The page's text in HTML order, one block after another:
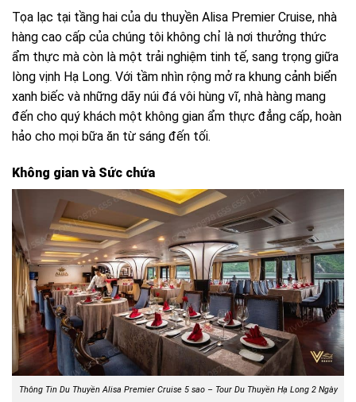
Tọa lạc tại tầng hai của du thuyền Alisa Premier Cruise, nhà
hàng cao cấp của chúng tôi không chỉ là nơi thưởng thức
ẩm thực mà còn là một trải nghiệm tinh tế, sang trọng giữa
lòng vịnh Hạ Long. Với tầm nhìn rộng mở ra khung cảnh biển
xanh biếc và những dãy núi đá vôi hùng vĩ, nhà hàng mang
đến cho quý khách một không gian ẩm thực đẳng cấp, hoàn
hảo cho mọi bữa ăn từ sáng đến tối.
Không gian và Sức chứa
Thông Tin Du Thuyền Alisa Premier Cruise 5 sao – Tour Du Thuyền Hạ Long 2 Ngày